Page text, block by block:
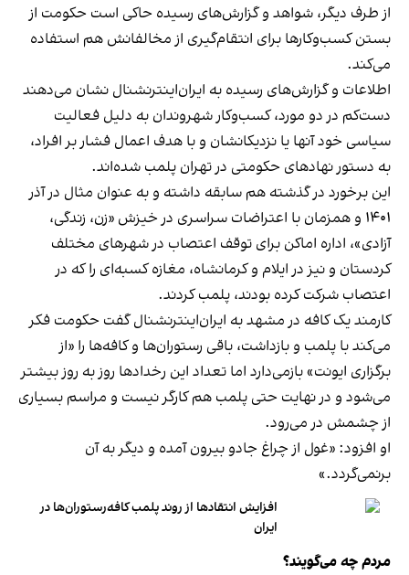
از طرف دیگر، شواهد و گزارش‌های رسیده حاکی است حکومت از
بستن کسب‌وکارها برای انتقام‌گیری از مخالفانش هم استفاده
می‌کند.
اطلاعات و گزارش‌های رسیده به ایران‌اینترنشنال نشان می‌دهند
دست‌کم در دو مورد، کسب‌وکار شهروندان به دلیل فعالیت
سیاسی خود آنها یا نزدیکانشان و با هدف اعمال فشار بر افراد،
به دستور نهادهای حکومتی در تهران پلمب شده‌اند.
این برخورد در گذشته هم سابقه داشته و به عنوان مثال در آذر
۱۴۰۱ و همزمان با اعتراضات سراسری در خیزش «زن، زندگی،
آزادی»، اداره اماکن برای توقف اعتصاب در شهرهای مختلف
کردستان و نیز در ایلام و کرمانشاه، مغازه کسبه‌ای را که در
اعتصاب شرکت کرده بودند، پلمب کردند.
کارمند یک کافه در مشهد به ایران‌اینترنشنال گفت حکومت فکر
می‌کند با پلمب و بازداشت، باقی رستوران‌ها و کافه‌ها را «از
برگزاری ایونت» بازمی‌دارد اما تعداد این رخدادها روز به روز بیشتر
می‌شود و در نهایت حتی پلمب هم کارگر نیست و مراسم بسیاری
از چشمش در می‌رود.
او افزود: «غول از چراغ جادو بیرون آمده و دیگر به آن
برنمی‎‌گردد.»
افزایش انتقادها از روند پلمب کافه‌رستوران‌ها در
ایران
مردم چه می‌گویند؟